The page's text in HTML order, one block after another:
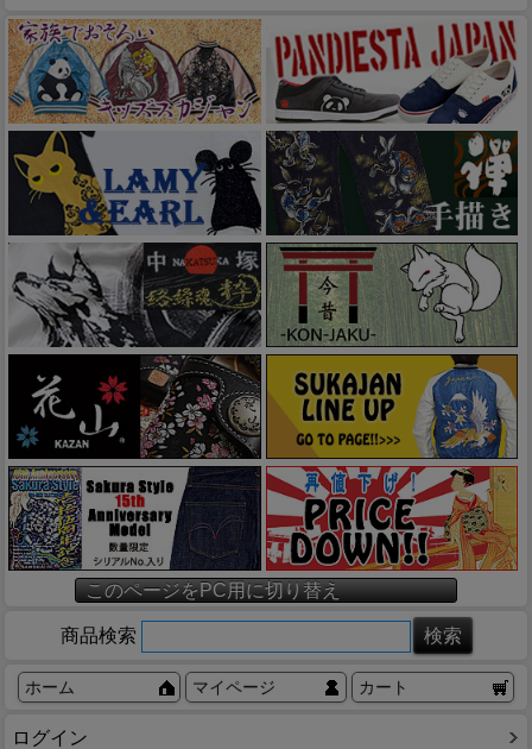
このページをPC用に切り替え
商品検索
ホーム マイページ カート
ログイン